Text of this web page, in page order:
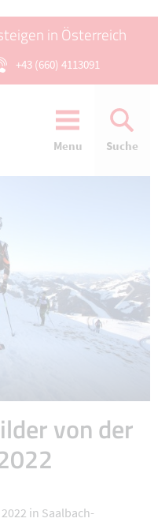
in Österreich
+43 (660) 4113091
Menu Suche
von der
in Saalbach-